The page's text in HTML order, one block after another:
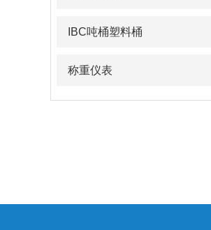
IBC吨桶塑料桶
称重仪表